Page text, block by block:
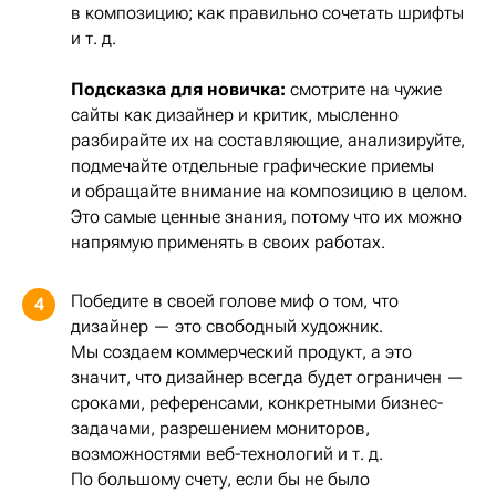
в композицию; как правильно сочетать шрифты
и т. д.
Подсказка для новичка: смотрите на чужие
сайты как дизайнер и критик, мысленно
разбирайте их на составляющие, анализируйте,
подмечайте отдельные графические приемы
и обращайте внимание на композицию в целом.
Это самые ценные знания, потому что их можно
напрямую применять в своих работах.
4
Победите в своей голове миф о том, что
дизайнер — это свободный художник.
Мы создаем коммерческий продукт, а это
значит, что дизайнер всегда будет ограничен —
сроками, референсами, конкретными бизнес-
задачами, разрешением мониторов,
возможностями веб-технологий и т. д.
По большому счету, если бы не было